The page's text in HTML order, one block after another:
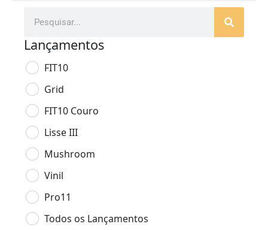
Lançamentos
FIT10
Grid
FIT10 Couro
Lisse III
Mushroom
Vinil
Pro11
Todos os Lançamentos